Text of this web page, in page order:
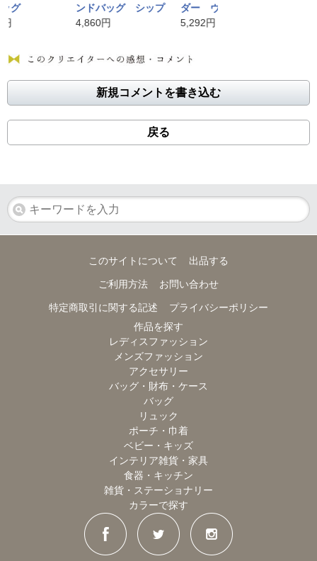
ンドバッグ シップ
4,860円
ダー ヴォイス
5,292円
新規コメントを書き込む
戻る
このサイトについて 出品する
ご利用方法 お問い合わせ
特定商取引に関する記述
プライバシーポリシー
作品を探す
レディスファッション
メンズファッション
アクセサリー
バッグ・財布・ケース
バッグ
リュック
ポーチ・巾着
ベビー・キッズ
インテリア雑貨・家具
食器・キッチン
雑貨・ステーショナリー
カラーで探す